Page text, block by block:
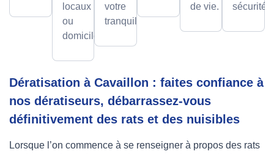
locaux
ou
domicile.
votre
tranquillité.
de vie.
sécurité.
Dératisation à Cavaillon : faites confiance à
nos dératiseurs, débarrassez-vous
définitivement des rats et des nuisibles
Lorsque l’on commence à se renseigner à propos des rats